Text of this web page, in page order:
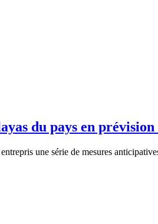
du pays en prévision
une série de mesures